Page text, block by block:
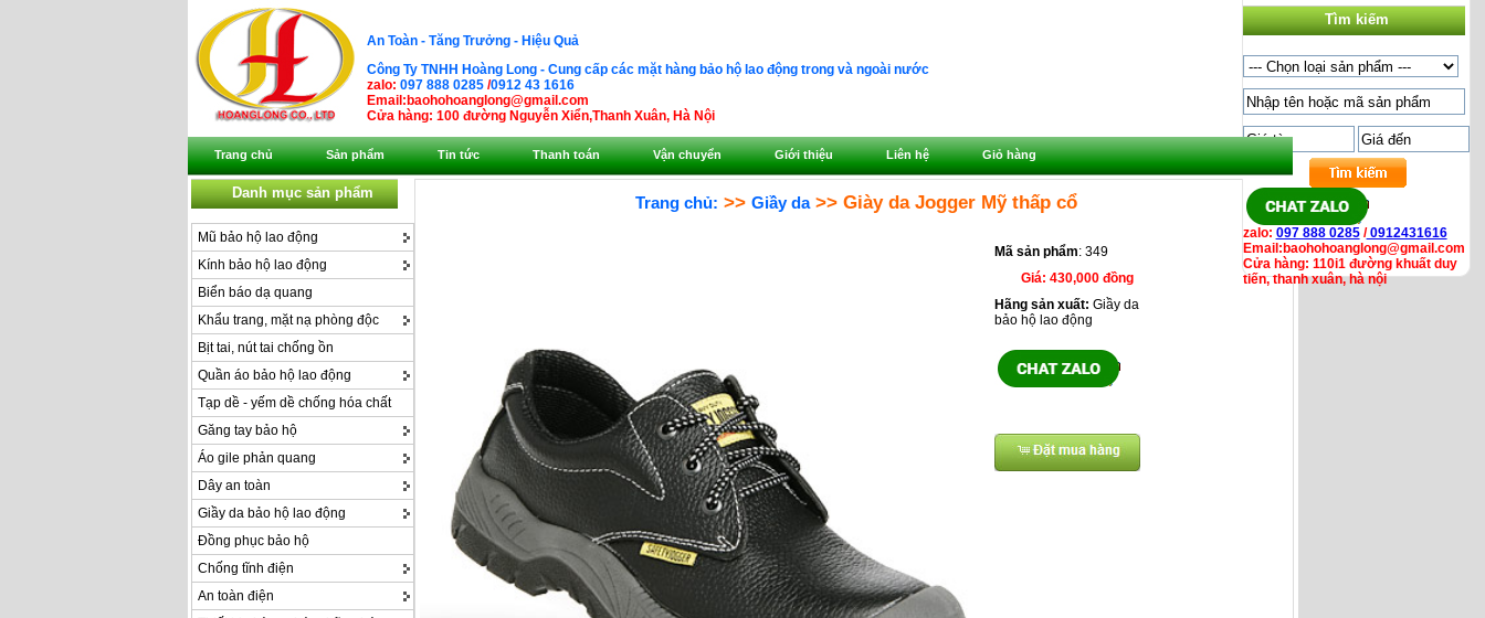
An Toàn - Tăng Trưởng - Hiệu Quả
Công Ty TNHH Hoàng Long - Cung cấp các mặt hàng bảo hộ lao động trong và ngoài nước
zalo: 097 888 0285 /0912 43 1616
Email:baohohoanglong@gmail.com
Cửa hàng: 100 đường Nguyễn Xiển,Thanh Xuân, Hà Nội
Tìm kiếm
zalo: 097 888 0285/0912431616
Email:baohohoanglong@gmail.com
Cửa hàng: 110i1 đường khuất duy
tiến, thanh xuân, hà nội
Trang chủ Sản phẩm Tin tức Thanh toán Vận chuyển Giới thiệu Liên hệ Giỏ hàng
Danh mục sản phẩm
Mũ bảo hộ lao động
Kính bảo hộ lao động
Biển báo dạ quang
Khẩu trang, mặt nạ phòng độc
Bịt tai, nút tai chống ồn
Quần áo bảo hộ lao động
Tạp dề - yếm dề chống hóa chất
Găng tay bảo hộ
Áo gile phản quang
Dây an toàn
Giầy da bảo hộ lao động
Đồng phục bảo hộ
Chống tĩnh điện
An toàn điện
Trang chủ: >> Giầy da>> Giày da Jogger Mỹ thấp cổ
Mã sản phẩm: 349
Giá: 430,000 đồng
Hãng sản xuất: Giầy da
bảo hộ lao động